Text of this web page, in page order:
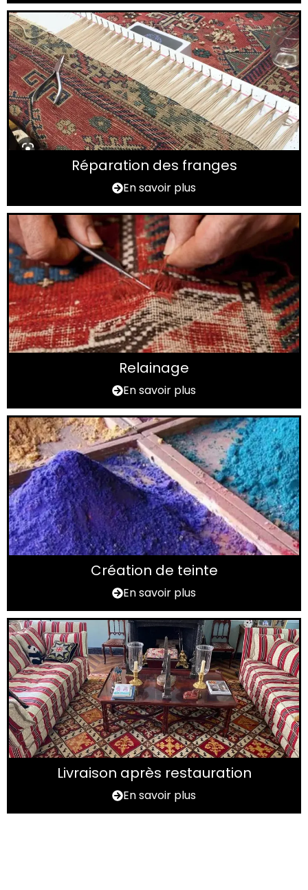
Réparation des franges
En savoir plus
Relainage
En savoir plus
Création de teinte
En savoir plus
Livraison après restauration
En savoir plus